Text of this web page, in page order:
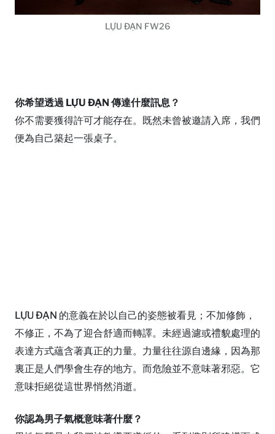
LỰU ĐẠN FW26
你希望透過 LỰU ĐẠN 傳達什麼訊息？
你不需要獲得許可才能存在。既然未曾被邀請入席，我們
便為自己築起一張桌子。
LỰU ĐẠN 的意義在於以自己的姿態被看見；不加修飾，
不修正，不為了迎合舒適而轉譯。未經過濾或禮貌處理的
表達方式蘊含著真正的力量。力量往往源自邊緣，因為那
裏正是人們學會生存的地方。而危險並不意味著邪惡。它
意味拒絕從這世界悄然消逝。
你認為男子氣概意味著什麼？